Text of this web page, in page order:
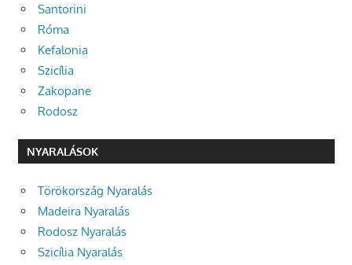
Santorini
Róma
Kefalonia
Szicília
Zakopane
Rodosz
NYARALÁSOK
Törökország Nyaralás
Madeira Nyaralás
Rodosz Nyaralás
Szicília Nyaralás